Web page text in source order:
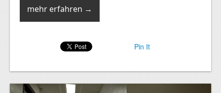
mehr erfahren →
Pin It